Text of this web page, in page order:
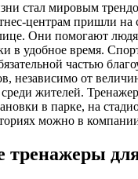
стал мировым
центрам пришли на
Они помогают
в удобное время.
частью
независимо от
среди жителей.
в парке, на
можно в
тренажеры